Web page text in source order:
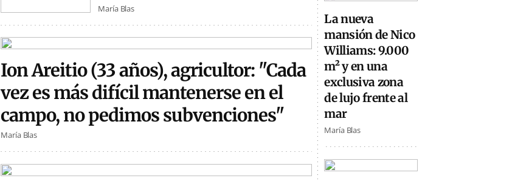
María Blas
Ion Areitio (33 años), agricultor: "Cada
vez es más difícil mantenerse en el
campo, no pedimos subvenciones"
María Blas
La nueva
mansión de Nico
Williams: 9.000
m² y en una
exclusiva zona
de lujo frente al
mar
María Blas